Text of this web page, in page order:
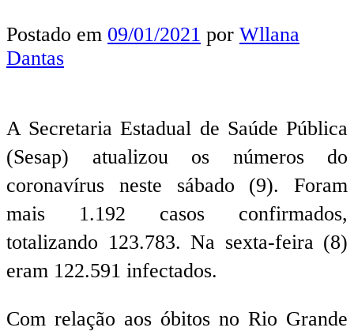
Postado em 09/01/2021 por Wllana
Dantas
A Secretaria Estadual de Saúde Pública
(Sesap) atualizou os números do
coronavírus neste sábado (9). Foram
mais 1.192 casos confirmados,
totalizando 123.783. Na sexta-feira (8)
eram 122.591 infectados.
Com relação aos óbitos no Rio Grande